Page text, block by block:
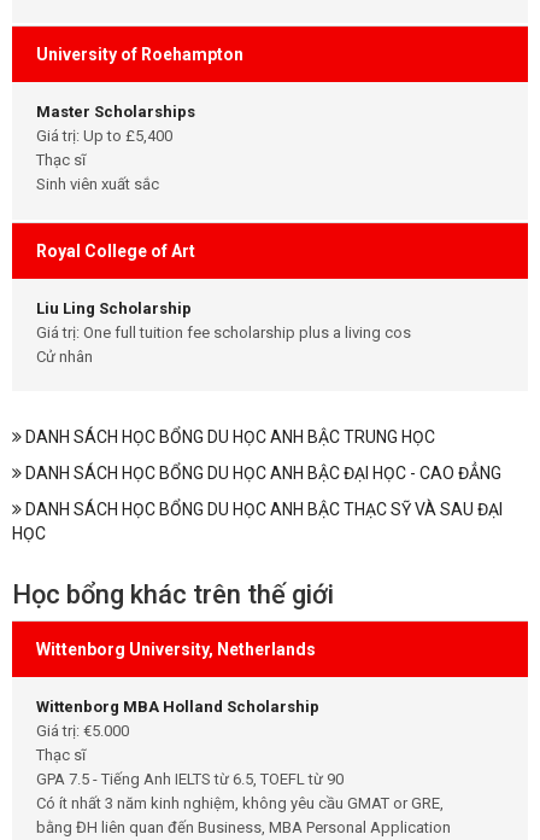
University of Roehampton
Master Scholarships
Giá trị: Up to £5,400
Thạc sĩ
Sinh viên xuất sắc
Royal College of Art
Liu Ling Scholarship
Giá trị: One full tuition fee scholarship plus a living cos
Cử nhân
DANH SÁCH HỌC BỔNG DU HỌC ANH BẬC TRUNG HỌC
DANH SÁCH HỌC BỔNG DU HỌC ANH BẬC ĐẠI HỌC - CAO ĐẲNG
DANH SÁCH HỌC BỔNG DU HỌC ANH BẬC THẠC SỸ VÀ SAU ĐẠI
HỌC
Học bổng khác trên thế giới
Wittenborg University, Netherlands
Wittenborg MBA Holland Scholarship
Giá trị: €5.000
Thạc sĩ
GPA 7.5 - Tiếng Anh IELTS từ 6.5, TOEFL từ 90
Có ít nhất 3 năm kinh nghiệm, không yêu cầu GMAT or GRE,
bằng ĐH liên quan đến Business, MBA Personal Application